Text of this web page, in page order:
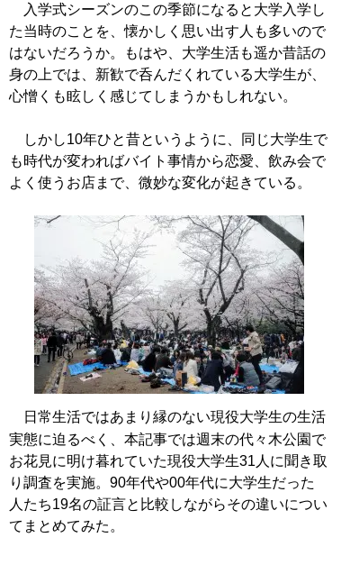
入学式シーズンのこの季節になると大学入学し
た当時のことを、懐かしく思い出す人も多いので
はないだろうか。もはや、大学生活も遥か昔話の
身の上では、新歓で呑んだくれている大学生が、
心憎くも眩しく感じてしまうかもしれない。
しかし10年ひと昔というように、同じ大学生で
も時代が変わればバイト事情から恋愛、飲み会で
よく使うお店まで、微妙な変化が起きている。
日常生活ではあまり縁のない現役大学生の生活
実態に迫るべく、本記事では週末の代々木公園で
お花見に明け暮れていた現役大学生31人に聞き取
り調査を実施。90年代や00年代に大学生だった
人たち19名の証言と比較しながらその違いについ
てまとめてみた。